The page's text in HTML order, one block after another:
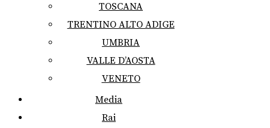
TOSCANA
TRENTINO ALTO ADIGE
UMBRIA
VALLE D’AOSTA
VENETO
Media
Rai